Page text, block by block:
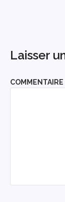
Laisser
COMMENTAIRE